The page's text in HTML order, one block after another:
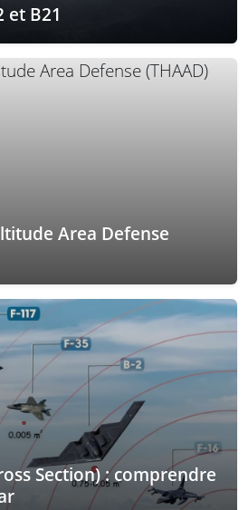
et B21
Area Defense
Section) : comprendre